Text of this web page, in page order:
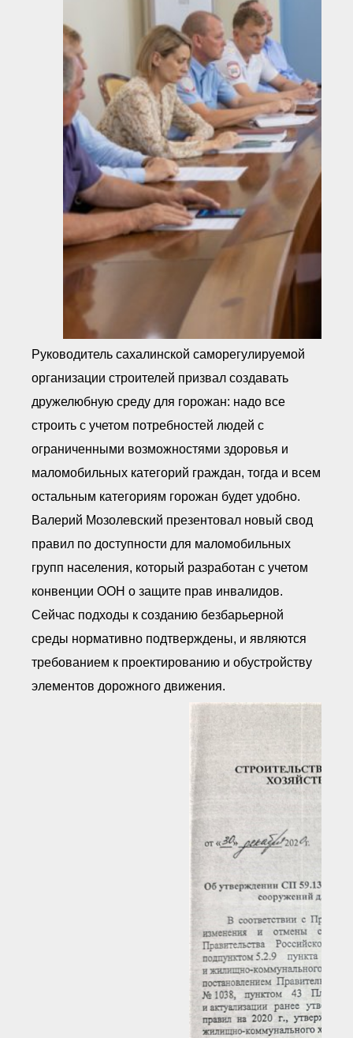
Руководитель сахалинской саморегулируемой
организации строителей призвал создавать
дружелюбную среду для горожан: надо все
строить с учетом потребностей людей с
ограниченными возможностями здоровья и
маломобильных категорий граждан, тогда и всем
остальным категориям горожан будет удобно.
Валерий Мозолевский презентовал новый свод
правил по доступности для маломобильных
групп населения, который разработан с учетом
конвенции ООН о защите прав инвалидов.
Сейчас подходы к созданию безбарьерной
среды нормативно подтверждены, и являются
требованием к проектированию и обустройству
элементов дорожного движения.